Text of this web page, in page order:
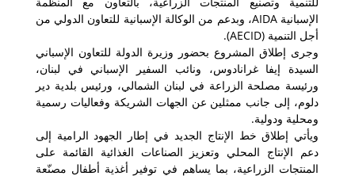
الإسبانية AIDA، وبدعم من الوكالة الإسبانية للتعاون الدولي من
أجل التنمية (AECID).
وجرى إطلاق المشروع بحضور وزيرة الدولة للتعاون الإسباني
السيدة إيفا غرانادوس، ونائب السفير الإسباني في لبنان،
ورئيسة مصلحة الزراعة في لبنان الشمالي، ورئيس بلدية دير
دلوم، إلى جانب ممثلين عن الجهات الشريكة وفعاليات رسمية
ومحلية ودولية.
ويأتي إطلاق خط الإنتاج الجديد في إطار الجهود الرامية إلى
دعم الإنتاج المحلي وتعزيز الصناعات الغذائية القائمة على
المنتجات الزراعية، بما يساهم في توفير أغذية أطفال مصنّعة